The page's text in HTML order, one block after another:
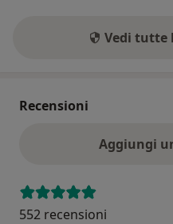
Vedi tutte
Recensioni
Aggiungi
552 recensioni